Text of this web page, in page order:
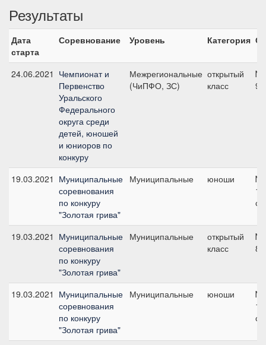
Результаты
Дата
старта
Соревнование Уровень Категория
24.06.2021 Чемпионат и
Первенство
Уральского
Федерального
округа среди
детей, юношей
и юниоров по
конкуру
Межрегиональные
(ЧиПФО, ЗС)
открытый
класс
19.03.2021 Муниципальные
соревнования
по конкуру
"Золотая грива"
Муниципальные юноши
см
19.03.2021 Муниципальные
соревнования
по конкуру
"Золотая грива"
Муниципальные
открытый
класс
19.03.2021 Муниципальные
соревнования
по конкуру
"Золотая грива"
Муниципальные юноши
см